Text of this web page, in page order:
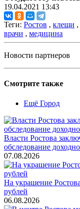
19.04.2021 13:43
Теги: Ростов , клещи ,
врачи , медицина
Новости партнеров
Смотрите также
Ещё Город
Власти Ростова
обследование
07.08.2026
На украшение
рублей
06.08.2026